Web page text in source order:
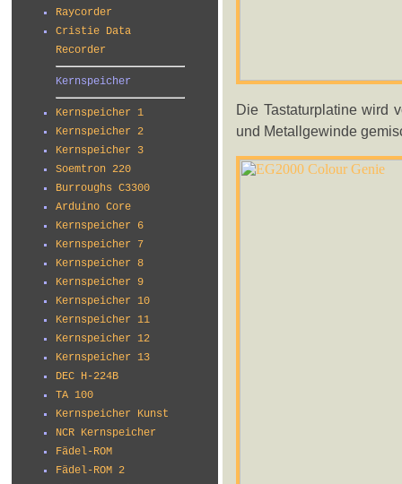
Raycorder
Cristie Data
Recorder
Kernspeicher
Kernspeicher 1
Kernspeicher 2
Kernspeicher 3
Soemtron 220
Burroughs C3300
Arduino Core
Kernspeicher 6
Kernspeicher 7
Kernspeicher 8
Kernspeicher 9
Kernspeicher 10
Kernspeicher 11
Kernspeicher 12
Kernspeicher 13
DEC H-224B
TA 100
Kernspeicher Kunst
NCR Kernspeicher
Fädel-ROM
Fädel-ROM 2
Die Tastaturplatine wird
und Metallgewinde